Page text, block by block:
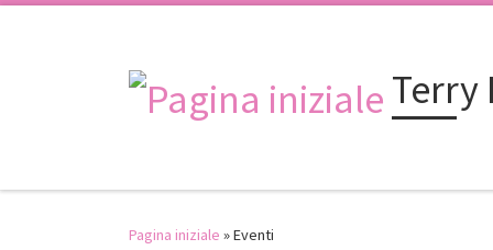
Terry
Pagina iniziale »Eventi